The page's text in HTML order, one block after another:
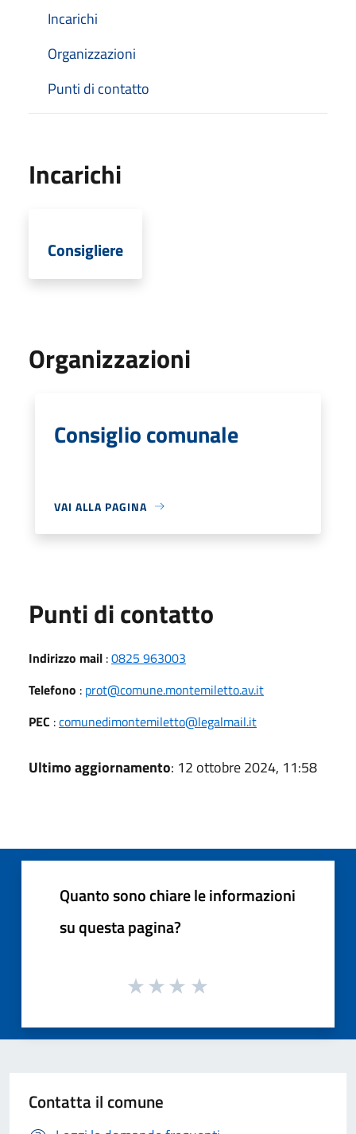
Incarichi
Organizzazioni
Punti di contatto
Incarichi
Consigliere
Organizzazioni
Consiglio comunale
VAI ALLA PAGINA
Punti di contatto
Indirizzo mail :0825 963003
Telefono : prot@comune.montemiletto.av.it
PEC :comunedimontemiletto@legalmail.it
Ultimo aggiornamento: 12 ottobre 2024, 11:58
Quanto sono chiare le informazioni
su questa pagina?
Contatta il comune